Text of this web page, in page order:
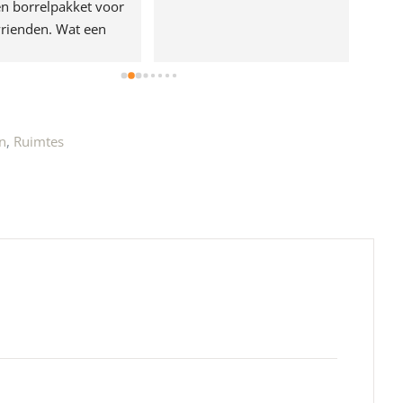
borrelpakket voor
Wat een
, Ruimtes